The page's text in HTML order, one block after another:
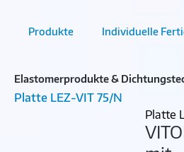
Produkte Individuelle
Elastomerprodukte &
Platte LEZ-VIT 75/N
Platte